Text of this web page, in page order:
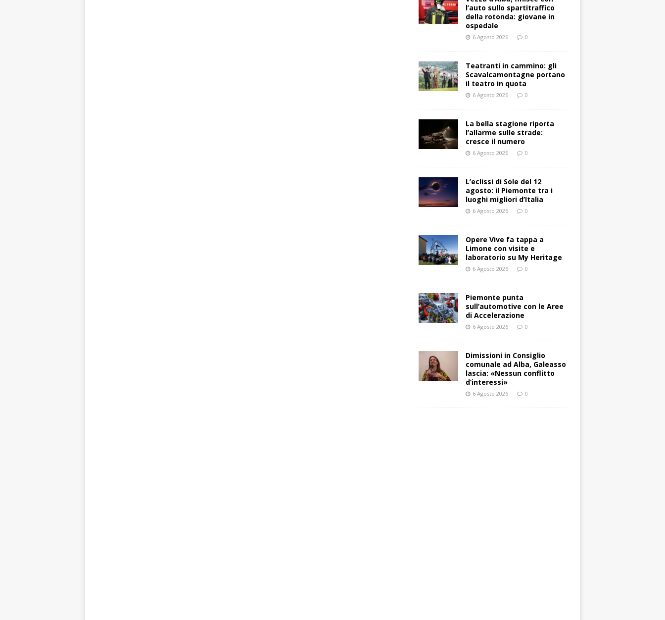
l’auto sullo spartitraffico
della rotonda: giovane in
ospedale
6 Agosto 2026 0
Teatranti in cammino: gli
Scavalcamontagne portano
il teatro in quota
6 Agosto 2026 0
La bella stagione riporta
l’allarme sulle strade:
cresce il numero
6 Agosto 2026 0
L’eclissi di Sole del 12
agosto: il Piemonte tra i
luoghi migliori d’Italia
6 Agosto 2026 0
Opere Vive fa tappa a
Limone con visite e
laboratorio su My Heritage
6 Agosto 2026 0
Piemonte punta
sull’automotive con le Aree
di Accelerazione
6 Agosto 2026 0
Dimissioni in Consiglio
comunale ad Alba, Galeasso
lascia: «Nessun conflitto
d’interessi»
6 Agosto 2026 0